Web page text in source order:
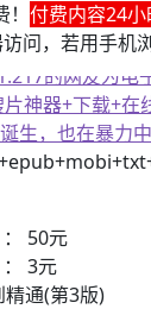
付费内容24小
问，若用手机
的网友为电
神器+下载+在
生，也在暴力
的网友为电
50元
3元
精通(第3版)